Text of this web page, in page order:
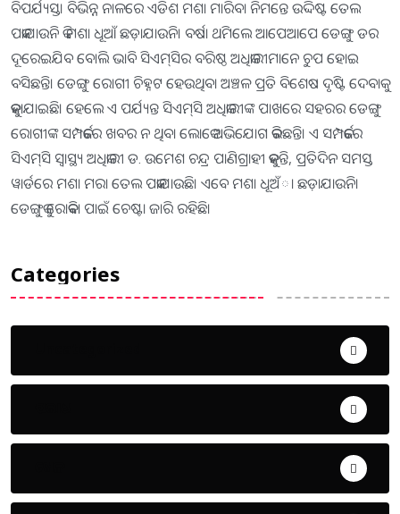
ବିପର୍ଯ୍ୟସ୍ତ। ବିଭିନ୍ନ ନାଳରେ ଏଡିଶ ମଶା ମାରିବା ନିମନ୍ତେ ଉଦ୍ଦିଷ୍ଟ ତେଲ
ପକାଯାଉନି କି ମଶା ଧୂଆଁ ଛଡ଼ାଯାଉନି। ବର୍ଷା ଥମିଲେ ଆପେଆପେ ଡେଙ୍ଗୁ ଡର
ଦୂରେଇଯିବ ବୋଲି ଭାବି ସିଏମ୍‌ସିର ବରିଷ୍ଠ ଅଧିକାରୀମାନେ ଚୁପ ହୋଇ
ବସିଛନ୍ତି। ଡେଙ୍ଗୁ ରୋଗୀ ଚିହ୍ନଟ ହେଉଥିବା ଅଞ୍ଚଳ ପ୍ରତି ବିଶେଷ ଦୃଷ୍ଟି ଦେବାକୁ
କୁହାଯାଇଛି। ହେଲେ ଏ ପର୍ଯ୍ୟନ୍ତ ସିଏମ୍‌ସି ଅଧିକାରୀଙ୍କ ପାଖରେ ସହରର ଡେଙ୍ଗୁ
ରୋଗୀଙ୍କ ସମ୍ପର୍କରେ ଖବର ନ ଥିବା ଲୋକେ ଅଭିଯୋଗ କରିଛନ୍ତି। ଏ ସମ୍ପର୍କରେ
ସିଏମ୍‌ସି ସ୍ବାସ୍ଥ୍ୟ ଅଧିକାରୀ ଡ. ଉମେଶ ଚନ୍ଦ୍ର ପାଣିଗ୍ରାହୀ କୁହନ୍ତି, ପ୍ରତିଦିନ ସମସ୍ତ
ୱାର୍ଡରେ ମଶା ମରା ତେଲ ପକାଯାଉଛି। ଏବେ ମଶା ଧୂଅଁା ଛଡ଼ାଯାଉନି।
ଡେଙ୍ଗୁକୁ ରୋକିବା ପାଇଁ ଚେଷ୍ଟା ଜାରି ରହିଛି।
Categories